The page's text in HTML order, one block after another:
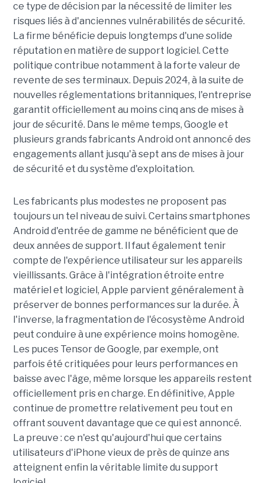
ce type de décision par la nécessité de limiter les
risques liés à d'anciennes vulnérabilités de sécurité.
La firme bénéficie depuis longtemps d'une solide
réputation en matière de support logiciel. Cette
politique contribue notamment à la forte valeur de
revente de ses terminaux. Depuis 2024, à la suite de
nouvelles réglementations britanniques, l'entreprise
garantit officiellement au moins cinq ans de mises à
jour de sécurité. Dans le même temps, Google et
plusieurs grands fabricants Android ont annoncé des
engagements allant jusqu'à sept ans de mises à jour
de sécurité et du système d'exploitation.
Les fabricants plus modestes ne proposent pas
toujours un tel niveau de suivi. Certains smartphones
Android d'entrée de gamme ne bénéficient que de
deux années de support. Il faut également tenir
compte de l'expérience utilisateur sur les appareils
vieillissants. Grâce à l'intégration étroite entre
matériel et logiciel, Apple parvient généralement à
préserver de bonnes performances sur la durée. À
l'inverse, la fragmentation de l'écosystème Android
peut conduire à une expérience moins homogène.
Les puces Tensor de Google, par exemple, ont
parfois été critiquées pour leurs performances en
baisse avec l'âge, même lorsque les appareils restent
officiellement pris en charge. En définitive, Apple
continue de promettre relativement peu tout en
offrant souvent davantage que ce qui est annoncé.
La preuve : ce n'est qu'aujourd'hui que certains
utilisateurs d'iPhone vieux de près de quinze ans
atteignent enfin la véritable limite du support